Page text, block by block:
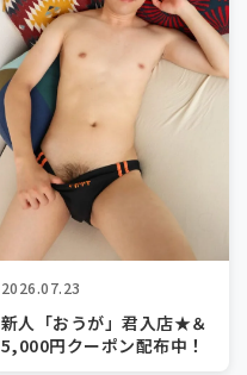
2026.07.23
新人「おうが」君入店★＆
5,000円クーポン配布中！